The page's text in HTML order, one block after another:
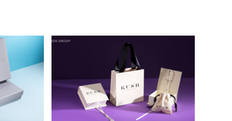
КОМПЛЕКСНАЯ
УПАКОВКА ДЛЯ
ЮВЕЛИРНЫХ
УКРАШЕНИЙ KUSH
JEWELRY